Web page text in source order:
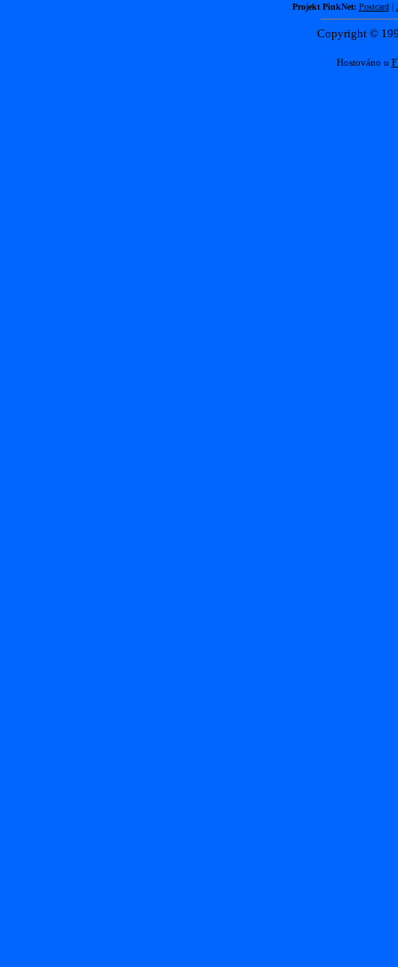
Projekt PinkNet: Postcard|
Copyright ©
Hostováno u